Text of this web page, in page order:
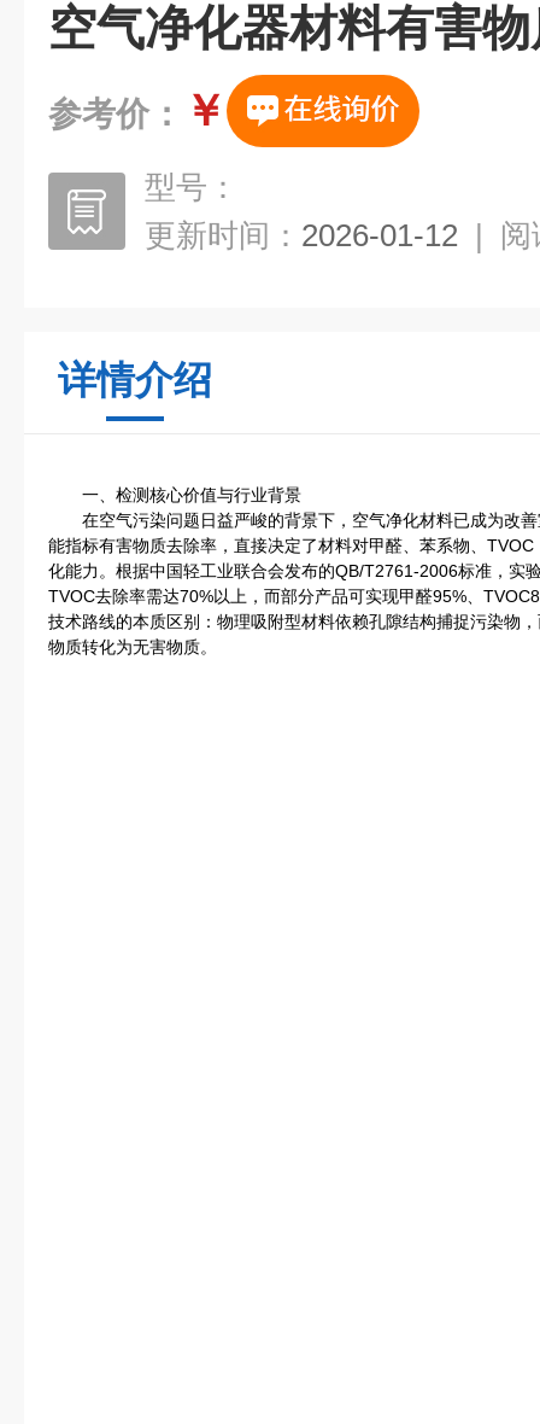
空气净化器材料有害
参考价： ￥
型号：
更新时间： 2026-01-12 | 阅
详情介绍
一、检测核心价值与行业背景
在空气污染问题日益严峻的背景下，空气净化材料已成为改善
能指标有害物质去除率，直接决定了材料对甲醛、苯系物、
化能力。根据中国轻工业联合会发布的QB/T2761-2006标准，实
TVOC去除率需达70%以上，而部分产品可实现甲醛95%、
技术路线的本质区别：物理吸附型材料依赖孔隙结构捕捉污染物
物质转化为无害物质。